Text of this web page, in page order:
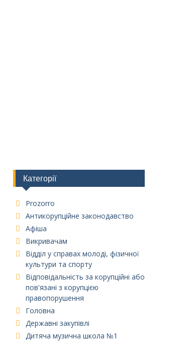
Категорії
Prozorro
Антикорупційне законодавство
Афіша
Викривачам
Відділ у справах молоді, фізичної
культури та спорту
Відповідальність за корупційні або
пов'язані з корупцією
правопорушення
Головна
Державні закупівлі
Дитяча музична школа №1